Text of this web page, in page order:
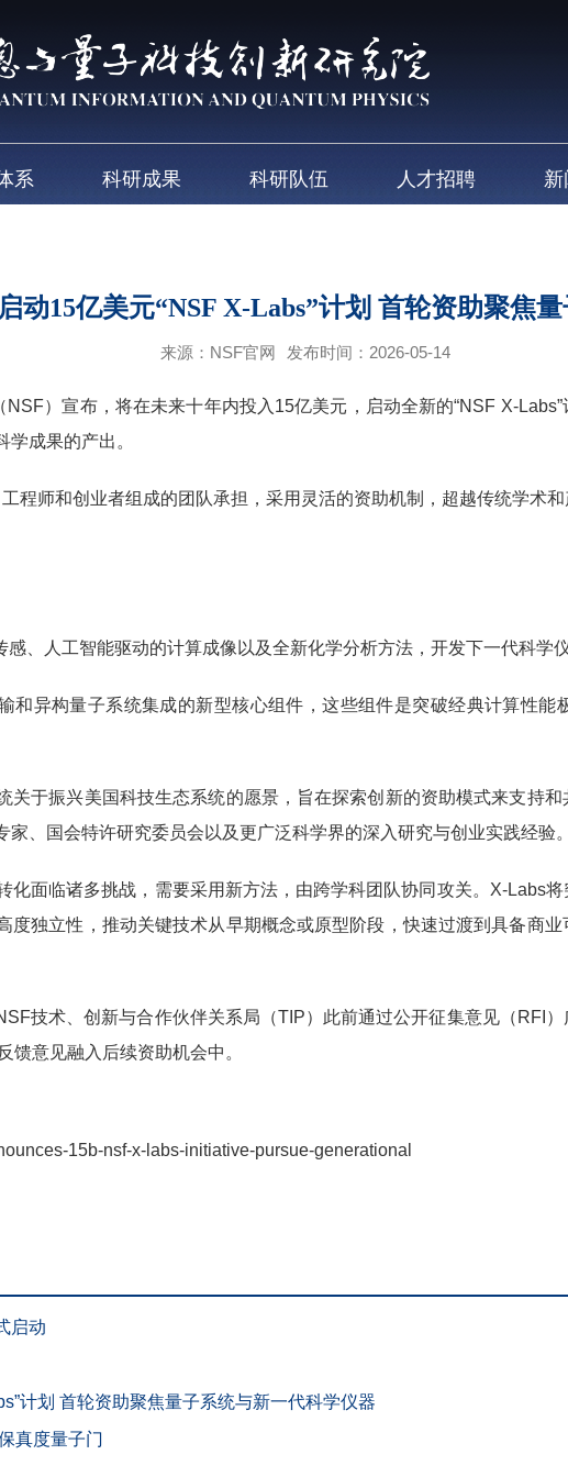
系 科研成果 科研队伍 人才招聘
动15亿美元“NSF X-Labs”计划 首轮资助聚焦
来源：NSF官网 发布时间：2026-05-14
）宣布，将在未来十年内投入15亿美元，启动全新的“NSF X-Labs”
成果的产出。
师和创业者组成的团队承担，采用灵活的资助机制，超越传统学术
、人工智能驱动的计算成像以及全新化学分析方法，开发下一代科学仪
和异构量子系统集成的新型核心组件，这些组件是突破经典计算性能
于振兴美国科技生态系统的愿景，旨在探索创新的资助模式来支持和
、国会特许研究委员会以及更广泛科学界的深入研究与创业实践经验。
面临诸多挑战，需要采用新方法，由跨学科团队协同攻关。X-Labs将
度独立性，推动关键技术从早期概念或原型阶段，快速过渡到具备商
技术、创新与合作伙伴关系局（TIP）此前通过公开征集意见（RFI）
馈意见融入后续资助机会中。
15b-nsf-x-labs-initiative-pursue-generational
启动
计划 首轮资助聚焦量子系统与新一代科学仪器
真度量子门